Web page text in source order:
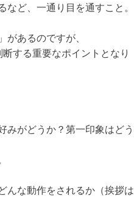
ど、一通り目を通すこと。
があるのですが、
する重要なポイントとなり
みがどうか？第一印象はどう
んな動作をされるか（挨拶は